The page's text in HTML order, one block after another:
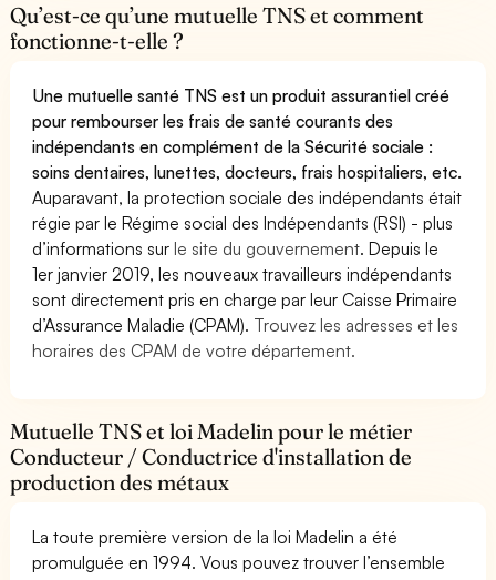
Qu’est-ce qu’une mutuelle TNS et comment
fonctionne-t-elle ?
Une mutuelle santé TNS est un produit assurantiel créé
pour rembourser les frais de santé courants des
indépendants en complément de la Sécurité sociale :
soins dentaires, lunettes, docteurs, frais hospitaliers, etc.
Auparavant, la protection sociale des indépendants était
régie par le Régime social des Indépendants (RSI) - plus
d’informations surle site du gouvernement. Depuis le
1er janvier 2019, les nouveaux travailleurs indépendants
sont directement pris en charge par leur Caisse Primaire
d’Assurance Maladie (CPAM). Trouvez les adresses et les
horaires des CPAM de votre département.
Mutuelle TNS et loi Madelin pour le métier
Conducteur / Conductrice d'installation de
production des métaux
La toute première version de la loi Madelin a été
promulguée en 1994. Vous pouvez trouver l’ensemble